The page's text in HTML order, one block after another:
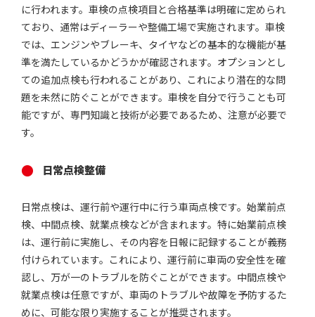
に行われます。車検の点検項目と合格基準は明確に定められ
ており、通常はディーラーや整備工場で実施されます。車検
では、エンジンやブレーキ、タイヤなどの基本的な機能が基
準を満たしているかどうかが確認されます。オプションとし
ての追加点検も行われることがあり、これにより潜在的な問
題を未然に防ぐことができます。車検を自分で行うことも可
能ですが、専門知識と技術が必要であるため、注意が必要で
す。
日常点検整備
日常点検は、運行前や運行中に行う車両点検です。始業前点
検、中間点検、就業点検などが含まれます。特に始業前点検
は、運行前に実施し、その内容を日報に記録することが義務
付けられています。これにより、運行前に車両の安全性を確
認し、万が一のトラブルを防ぐことができます。中間点検や
就業点検は任意ですが、車両のトラブルや故障を予防するた
めに、可能な限り実施することが推奨されます。